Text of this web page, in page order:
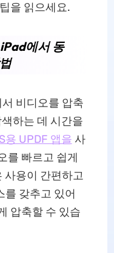
을 읽으세요.
에서 동
비디오를 압축
하는 데 시간을
용 UPDF 앱을 사
를 빠르고 쉽게
사용이 간편하고
를 갖추고 있어
압축할 수 있습